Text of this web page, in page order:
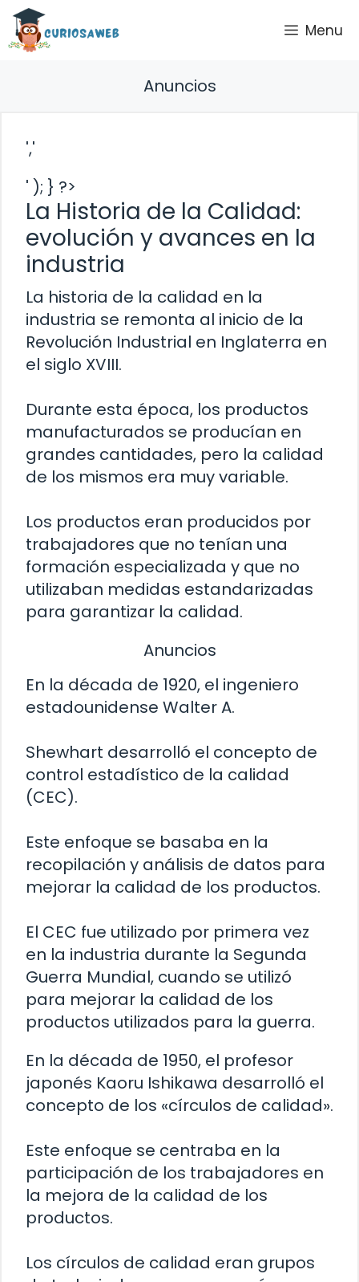
Saltar
contenido
Menu
Anuncios
','
' ); } ?>
La Historia de la Calidad:
evolución y avances en la
industria
La historia de la calidad en la
industria se remonta al inicio de la
Revolución Industrial en Inglaterra en
el siglo XVIII.
Durante esta época, los productos
manufacturados se producían en
grandes cantidades, pero la calidad
de los mismos era muy variable.
Los productos eran producidos por
trabajadores que no tenían una
formación especializada y que no
utilizaban medidas estandarizadas
para garantizar la calidad.
Anuncios
En la década de 1920, el ingeniero
estadounidense Walter A.
Shewhart desarrolló el concepto de
control estadístico de la calidad
(CEC).
Este enfoque se basaba en la
recopilación y análisis de datos para
mejorar la calidad de los productos.
El CEC fue utilizado por primera vez
en la industria durante la Segunda
Guerra Mundial, cuando se utilizó
para mejorar la calidad de los
productos utilizados para la guerra.
En la década de 1950, el profesor
japonés Kaoru Ishikawa desarrolló el
concepto de los «círculos de calidad».
Este enfoque se centraba en la
participación de los trabajadores en
la mejora de la calidad de los
productos.
Los círculos de calidad eran grupos